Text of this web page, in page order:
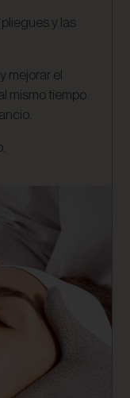
y las
mejorar el
mismo tiempo